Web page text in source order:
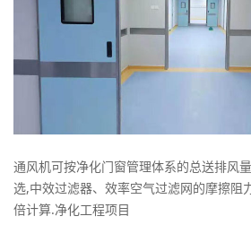
通风机可按净化门窗管理体系的总送排风
选,中效过滤器、效率空气过滤网的摩擦阻
倍计算.净化工程项目